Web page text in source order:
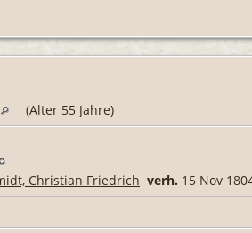
(Alter 55 Jahre)
Christian Friedrich verh. 15 Nov